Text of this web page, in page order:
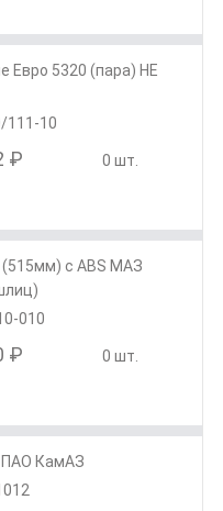
Евро 5320 (пара) НЕ
111-10
₽ 0 шт.
(515мм) с ABS МАЗ
010
₽ 0 шт.
ПАО КамАЗ